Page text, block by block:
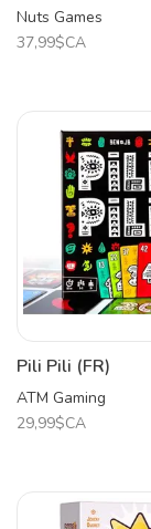
Nuts Games
37,99$CA
Pili Pili (FR)
ATM Gaming
29,99$CA